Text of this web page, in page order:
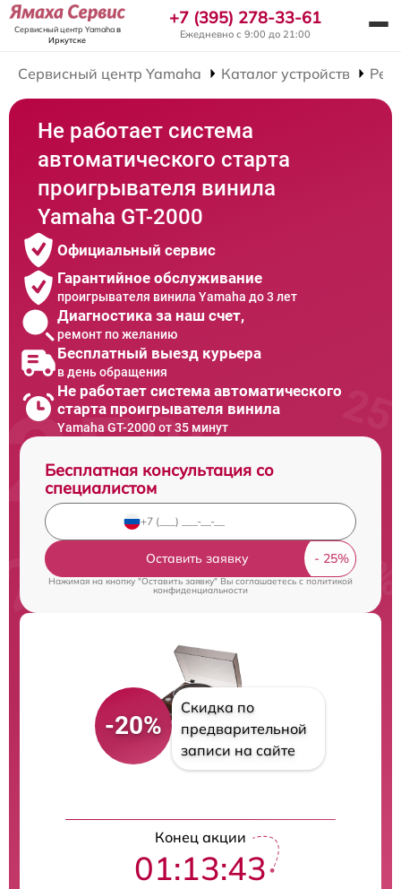
Сервисный центр Yamahaв
Иркутске
+7 (395) 278-33-61
Ежедневно с 9:00 до 21:00
Сервисный центр Yamaha Каталог устройств
Не работает система
автоматического старта
проигрывателя винила
Yamaha GT-2000
Официальный сервис
Гарантийное обслуживание
проигрывателя винила Yamaha до 3 лет
Диагностика за наш счет,
ремонт по желанию
Бесплатный выезд курьера
в день обращения
Не работает система автоматического
старта проигрывателя винила
Yamaha GT-2000 от 35 минут
Бесплатная консультация со
специалистом
Оставить заявку
Нажимая на кнопку "Оставить заявку" Вы соглашаетесь cполитикой
конфиденциальности
-20%
Скидка по
предварительной
записи на сайте
Конец акции
01:13:42